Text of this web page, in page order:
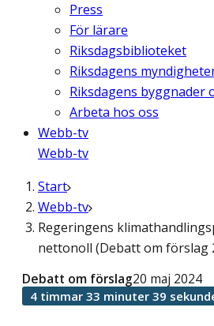
Press
För lärare
Riksdagsbiblioteket
Riksdagens
Riksdagens byggnader
Arbeta hos oss
Webb-tv
Webb-tv
Start
Webb-tv
Regeringens
nettonoll (Debatt om förslag
Debatt om förslag20 maj 2024
4 timmar 33 minuter 39